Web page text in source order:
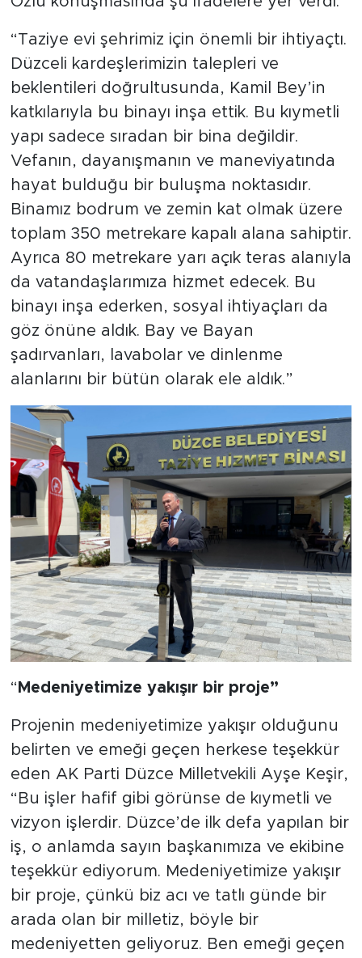
“Taziye evi şehrimiz için önemli bir ihtiyaçtı.
Düzceli kardeşlerimizin talepleri ve
beklentileri doğrultusunda, Kamil Bey’in
katkılarıyla bu binayı inşa ettik. Bu kıymetli
yapı sadece sıradan bir bina değildir.
Vefanın, dayanışmanın ve maneviyatında
hayat bulduğu bir buluşma noktasıdır.
Binamız bodrum ve zemin kat olmak üzere
toplam 350 metrekare kapalı alana sahiptir.
Ayrıca 80 metrekare yarı açık teras alanıyla
da vatandaşlarımıza hizmet edecek. Bu
binayı inşa ederken, sosyal ihtiyaçları da
göz önüne aldık. Bay ve Bayan
şadırvanları, lavabolar ve dinlenme
alanlarını bir bütün olarak ele aldık.”
“ Medeniyetimize yakışır bir proje”
Projenin medeniyetimize yakışır olduğunu
belirten ve emeği geçen herkese teşekkür
eden AK Parti Düzce Milletvekili Ayşe Keşir,
“Bu işler hafif gibi görünse de kıymetli ve
vizyon işlerdir. Düzce’de ilk defa yapılan bir
iş, o anlamda sayın başkanımıza ve ekibine
teşekkür ediyorum. Medeniyetimize yakışır
bir proje, çünkü biz acı ve tatlı günde bir
arada olan bir milletiz, böyle bir
medeniyetten geliyoruz. Ben emeği geçen